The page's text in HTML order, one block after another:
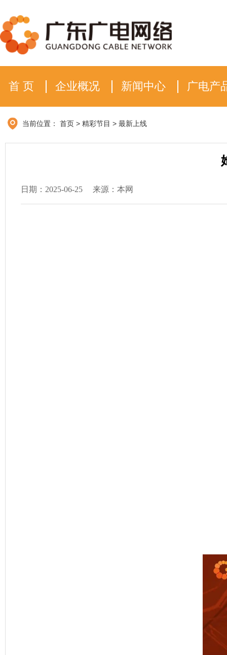
首 页 企业概况 新闻中心 广电产
当前位置： 首页 > 精彩节目 > 最新上线
日期：2025-06-25 来源：本网